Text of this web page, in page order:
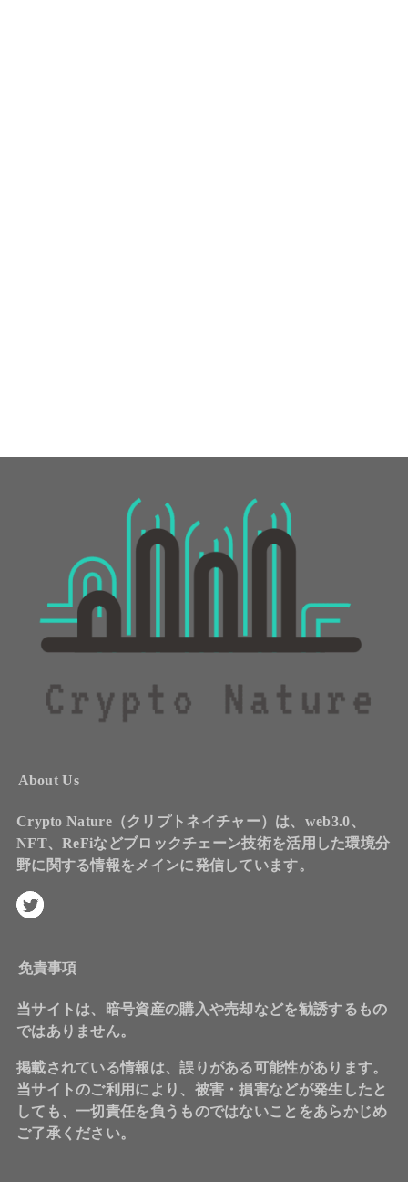
About Us
Crypto Nature（クリプトネイチャー）は、web3.0、
NFT、ReFiなどブロックチェーン技術を活用した環境分
野に関する情報をメインに発信しています。
免責事項
当サイトは、暗号資産の購入や売却などを勧誘するもの
ではありません。
掲載されている情報は、誤りがある可能性があります。
当サイトのご利用により、被害・損害などが発生したと
しても、一切責任を負うものではないことをあらかじめ
ご了承ください。